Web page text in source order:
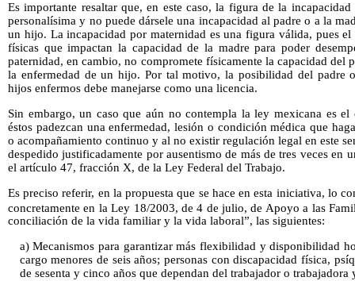
Es importante resaltar que, en este caso, la figura de la
personalísima y no puede dársele una incapacidad al padre o a la
un hijo. La incapacidad por maternidad es una figura válida, pues
físicas que impactan la capacidad de la madre para poder
paternidad, en cambio, no compromete físicamente la capacidad del
la enfermedad de un hijo. Por tal motivo, la posibilidad del padre
hijos enfermos debe manejarse como una licencia.
Sin embargo, un caso que aún no contempla la ley mexicana es
éstos padezcan una enfermedad, lesión o condición médica que
o acompañamiento continuo y al no existir regulación legal en este
despedido justificadamente por ausentismo de más de tres veces en
el artículo 47, fracción X, de la Ley Federal del Trabajo.
Es preciso referir, en la propuesta que se hace en esta iniciativa, lo
concretamente en la Ley 18/2003, de 4 de julio, de Apoyo a las
conciliación de la vida familiar y la vida laboral”, las siguientes:
a) Mecanismos para garantizar más flexibilidad y disponibilidad
cargo menores de seis años; personas con discapacidad física,
de sesenta y cinco años que dependan del trabajador o